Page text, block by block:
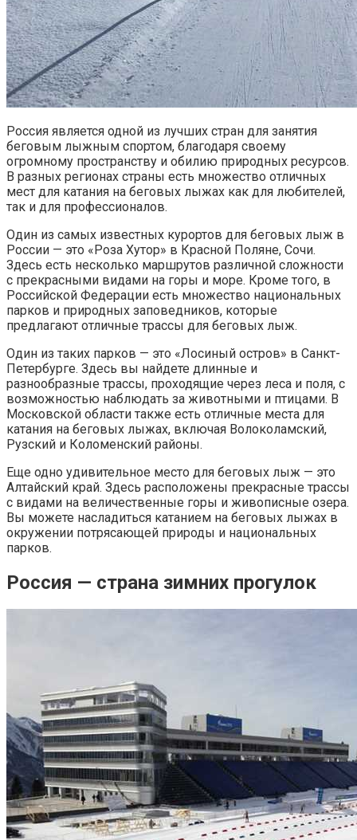
Россия является одной из лучших стран для занятия
беговым лыжным спортом, благодаря своему
огромному пространству и обилию природных ресурсов.
В разных регионах страны есть множество отличных
мест для катания на беговых лыжах как для любителей,
так и для профессионалов.
Один из самых известных курортов для беговых лыж в
России — это «Роза Хутор» в Красной Поляне, Сочи.
Здесь есть несколько маршрутов различной сложности
с прекрасными видами на горы и море. Кроме того, в
Российской Федерации есть множество национальных
парков и природных заповедников, которые
предлагают отличные трассы для беговых лыж.
Один из таких парков — это «Лосиный остров» в Санкт-
Петербурге. Здесь вы найдете длинные и
разнообразные трассы, проходящие через леса и поля, с
возможностью наблюдать за животными и птицами. В
Московской области также есть отличные места для
катания на беговых лыжах, включая Волоколамский,
Рузский и Коломенский районы.
Еще одно удивительное место для беговых лыж — это
Алтайский край. Здесь расположены прекрасные трассы
с видами на величественные горы и живописные озера.
Вы можете насладиться катанием на беговых лыжах в
окружении потрясающей природы и национальных
парков.
Россия — страна зимних прогулок